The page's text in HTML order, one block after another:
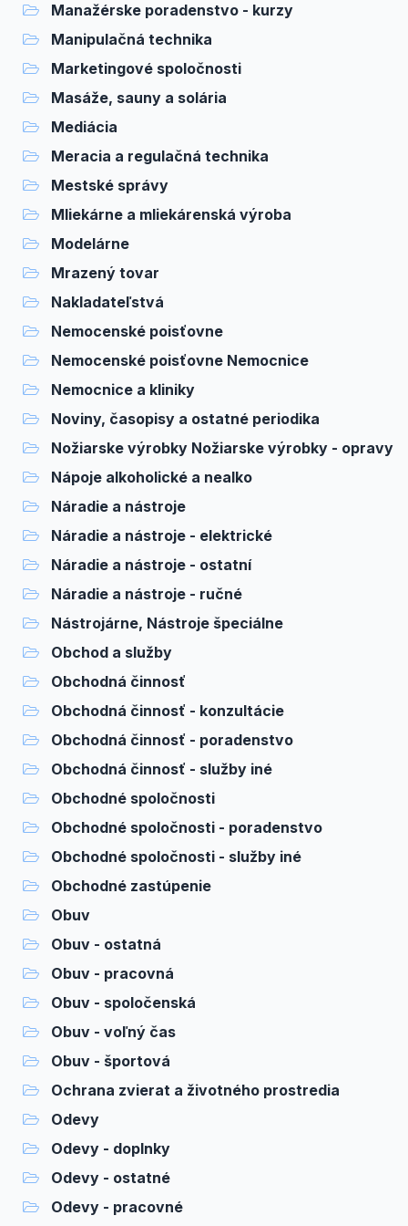
Manažérske poradenstvo - kurzy
Manipulačná technika
Marketingové spoločnosti
Masáže, sauny a solária
Mediácia
Meracia a regulačná technika
Mestské správy
Mliekárne a mliekárenská výroba
Modelárne
Mrazený tovar
Nakladateľstvá
Nemocenské poisťovne
Nemocenské poisťovne Nemocnice
Nemocnice a kliniky
Noviny, časopisy a ostatné periodika
Nožiarske výrobky Nožiarske výrobky - opravy
Nápoje alkoholické a nealko
Náradie a nástroje
Náradie a nástroje - elektrické
Náradie a nástroje - ostatní
Náradie a nástroje - ručné
Nástrojárne, Nástroje špeciálne
Obchod a služby
Obchodná činnosť
Obchodná činnosť - konzultácie
Obchodná činnosť - poradenstvo
Obchodná činnosť - služby iné
Obchodné spoločnosti
Obchodné spoločnosti - poradenstvo
Obchodné spoločnosti - služby iné
Obchodné zastúpenie
Obuv
Obuv - ostatná
Obuv - pracovná
Obuv - spoločenská
Obuv - voľný čas
Obuv - športová
Ochrana zvierat a životného prostredia
Odevy
Odevy - doplnky
Odevy - ostatné
Odevy - pracovné